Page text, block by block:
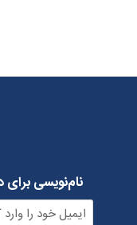
نام‌نویسی